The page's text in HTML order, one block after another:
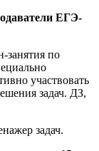
ЕГЭ-
занятия по
участвовать
задач. ДЗ,
задач.